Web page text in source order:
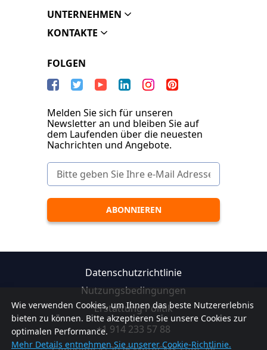
Wie verwenden Cookies, um Ihnen das beste Nutzererlebnis
bieten zu können. Bitte akzeptieren Sie unsere Cookies zur
optimalen Performance.
Mehr Details entnehmen Sie unserer Cookie-Richtlinie.
UNTERNEHMEN
KONTAKTE
FOLGEN
Melden Sie sich für unseren
Newsletter an und bleiben Sie auf
dem Laufenden über die neuesten
Nachrichten und Angebote.
Datenschutzrichtlinie
Nutzungsbedingungen
Erstattung Politik
+1 914 233 57 88